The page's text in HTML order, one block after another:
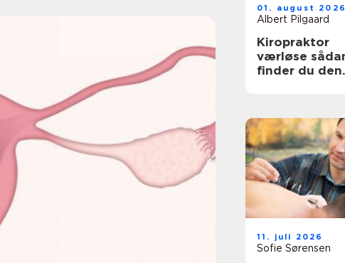
01. august 2026
Albert Pilgaard
Kiropraktor
værløse sådan
finder du den
11. juli 2026
Sofie Sørensen